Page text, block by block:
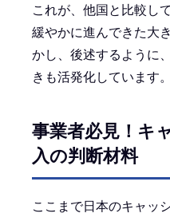
これが、他国と比較し
緩やかに進んできた大
かし、後述するように
きも活発化しています。
事業者必見！キ
入の判断材料
ここまで日本のキャッ